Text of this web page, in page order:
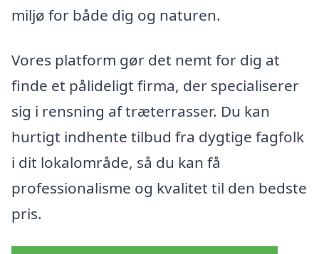
miljø for både dig og naturen.
Vores platform gør det nemt for dig at
finde et pålideligt firma, der specialiserer
sig i rensning af træterrasser. Du kan
hurtigt indhente tilbud fra dygtige fagfolk
i dit lokalområde, så du kan få
professionalisme og kvalitet til den bedste
pris.